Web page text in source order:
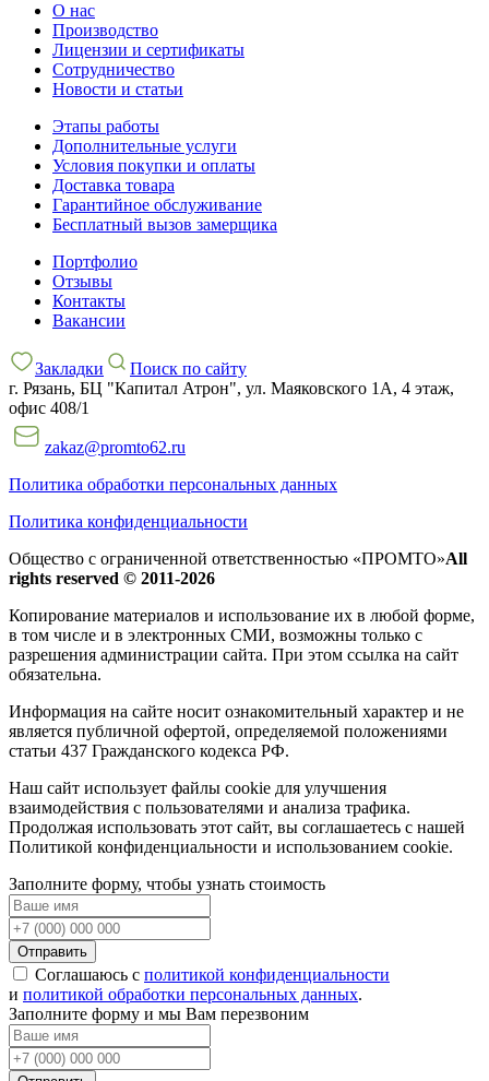
О нас
Производство
Лицензии и сертификаты
Сотрудничество
Новости и статьи
Этапы работы
Дополнительные услуги
Условия покупки и оплаты
Доставка товара
Гарантийное обслуживание
Бесплатный вызов замерщика
Портфолио
Отзывы
Контакты
Вакансии
Закладки
Поиск по сайту
г. Рязань, БЦ "Капитал Атрон", ул. Маяковского 1А, 4 этаж,
офис 408/1
zakaz@promto62.ru
Политика обработки персональных данных
Политика конфиденциальности
Общество с ограниченной ответственностью «ПРОМТО»All
rights reserved © 2011-2026
Копирование материалов и использование их в любой форме,
в том числе и в электронных СМИ, возможны только c
разрешения администрации сайта. При этом ссылка на сайт
обязательна.
Информация на сайте носит ознакомительный характер и не
является публичной офертой, определяемой положениями
статьи 437 Гражданского кодекса РФ.
Наш сайт использует файлы cookie для улучшения
взаимодействия с пользователями и анализа трафика.
Продолжая использовать этот сайт, вы соглашаетесь с нашей
Политикой конфиденциальности и использованием cookie.
Заполните форму, чтобы узнать стоимость
Отправить
Соглашаюсь с политикой конфиденциальности
и политикой обработки персональных данных.
Заполните форму и мы Вам перезвоним